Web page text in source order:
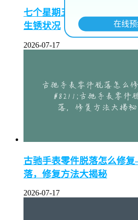
七个星期五手表生锈了–七
生锈状况
2026-07-17
古驰手表零件脱落怎么修
落，修复方法大揭秘
2026-07-17
在线